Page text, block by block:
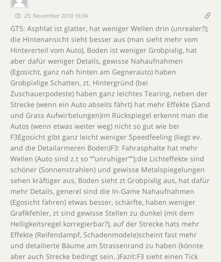
29. November 2010 16:34
GT5: Asphlat ist glatter, hat weniger Wellen drin (unrealer?);
die Hintenansicht sieht besser aus (man sieht mehr vom
Hintererteil vom Auto), Boden ist weniger Grobpixlig, hat
aber dafür weniger Details, gewisse Nahaufnahmen
(Egosicht, ganz nah hinten am Gegnerauto) haben
Grobpixlige Schatten, zt. Hintergründ (bei
Zuschauerpodeste) haben ganz leichtes Tearing, neben der
Strecke (wenn ein Auto abseits fährt) hat mehr Effekte (Sand
und Grass Aufwirbelungen)im Rückspiegel erkennt man die
Autos (wenn etwas weiter weg) nicht so gut wie bei
F3Egosicht gibt ganz leicht weniger Speedfeeling (liegt ev.
and die Detailarmeren Boden)F3: Fahrasphalte hat mehr
Wellen (Auto sind z.t so “”unruhiger””);die Lichteffekte sind
schöner (Sonnenstrahlen) und gewisse Metalspiegelungen
sehen kräftiger aus, Boden sieht zt Grobpixlig aus, hat dafür
mehr Details, generel sind die In-Game Nahaufnahmen
(Egosicht fahren) etwas besser, schärfte, haben weniger
Grafikfehler, zt sind gewisse Stellen zu dunkel (mit dem
Helligkeitsregel korregierbar?), auf der Strecke hats mehr
Effekte (Reifendampf, Schadenmodele)scheint fast mehr
und detailierte Bäume am Strassenrand zu haben (könnte
aber auch Strecke bedingt sein..)Fazit:F3 sieht einen Tick